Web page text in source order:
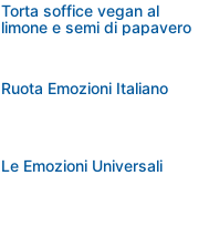
Torta soffice vegan al
limone e semi di papavero
Ruota Emozioni Italiano
Le Emozioni Universali